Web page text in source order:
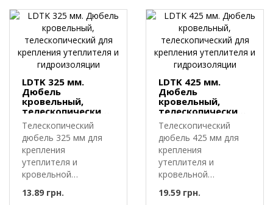
LDTK 325 мм.
Дюбель
кровельный,
телескопический
для крепления
утеплителя и
гидроизоляции
Телескопический
дюбель 325 мм для
крепления
утеплителя и
кровельной
мм — телескопи..
13.89 грн.
LDTK 425 мм.
Дюбель
кровельный,
телескопический
для крепления
утеплителя и
гидроизоляции
Телескопический
дюбель 425 мм для
крепления
утеплителя и
кровельной
мм — телескопи..
19.59 грн.